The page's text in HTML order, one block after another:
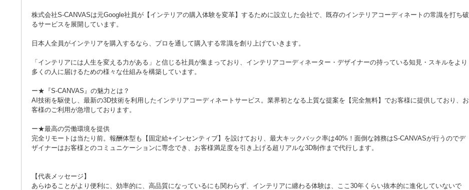
株式会社S-CANVASは元Google社員が【インテリアの購入体験を変革】するために設立した会社で、既存のインテリアコーディネートの常識を打ち破
るサービスを展開しています。
日本人全員がインテリアを購入するなら、プロを通して購入する常識を創り上げていきます。
「インテリアには人生を変える力がある」と信じる社員が集まっており、インテリアコーディネーター・デザイナーの持っている知見・スキルをより
多くの人に届けるための様々な仕組みを構築しています。
ー★『S-CANVAS』の魅力とは？
AI技術を駆使し、最新の3D技術を利用したインテリアコーディネートサービス。業界初となる上質な提案を【完全無料】でお客様に提供しており、お
客様のご利用が急増しております。
ー★最高の労働環境を提供
完全リモートは当たり前。報酬体型も【固定給+インセンティブ】を設けており、最大キックバック率は40%！面倒な雑務はS-CANVASが行うのでデ
ザイナーはお客様とのコミュニケーションに専念でき、お客様満足度を引き上げる超リアルな3D制作まで代行します。
【代表メッセージ】
あらゆることがより便利に、効率的に、高品質になっているにも関わらず、インテリアに纏わる体験は、ここ30年くらい抜本的に進化していないで